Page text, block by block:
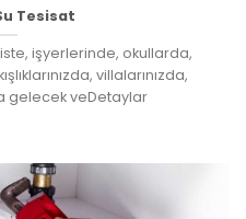
Tesisat
işyerlerinde, okullarda,
villalarınızda,
gelecek veDetaylar